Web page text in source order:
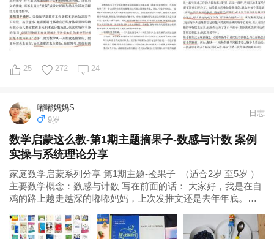
25 272 24
嘟嘟妈妈S
9岁
日志
数学启蒙这么教-第1期主题摘果子-数感与计数 案例
实操与系统理论分享
家庭数学启蒙系列分享 第1期主题-捡果子 （适合2岁 至5岁 ）
主要数学概念：数感与计数 写在前面的话： 大家好，我是在自
鸡的路上越走越深的嘟嘟妈妈，上次发推文还是去年年底。这